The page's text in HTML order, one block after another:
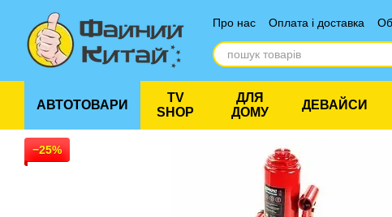
Перейти до основного контенту
Про нас Оплата і доставка
Відгуки про магазин
АВТОТОВАРИ
TV
SHOP
ДЛЯ
ДОМУ
ДЕВАЙСИ
−25%